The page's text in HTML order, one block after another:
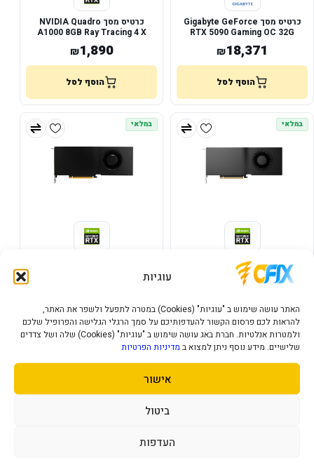
עוגיות
האתר עושה שימוש ב "עוגיות" (Cookies) במטרה לתפעל ולשפר את האתר,
להראות לכם פרסום הקשור להעדפותיכם על סמך הרגלי הגלישה והפרופיל שלכם
ולמטרות אנלטיות. חברת באג עושה שימוש ב "עוגיות" (Cookies) שלה ושל צדדים
שלישיים. מידע נוסף ניתן למצוא ב מדיניות הפרטיות
אישור
ביטול
העדפות
כרטיס מסך Gigabyte GeForce
RTX 5090 Gaming OC 32G
₪18,371
הוסף לסל
כרטיס מסך NVIDIA Quadro
A1000 8GB Ray Tracing 4 X
mini-DP
₪1,890
הוסף לסל
במלאי
NVIDIA Quadro Ampere RTX
A5000 ADA 32GB 4XDP
17,168
הוסף לסל
במלאי
הוסף לסל
במלאי במלאי